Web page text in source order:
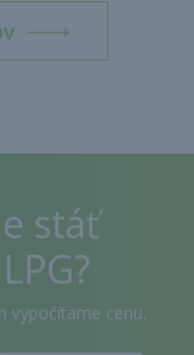
stáť
vypočítame cenu.